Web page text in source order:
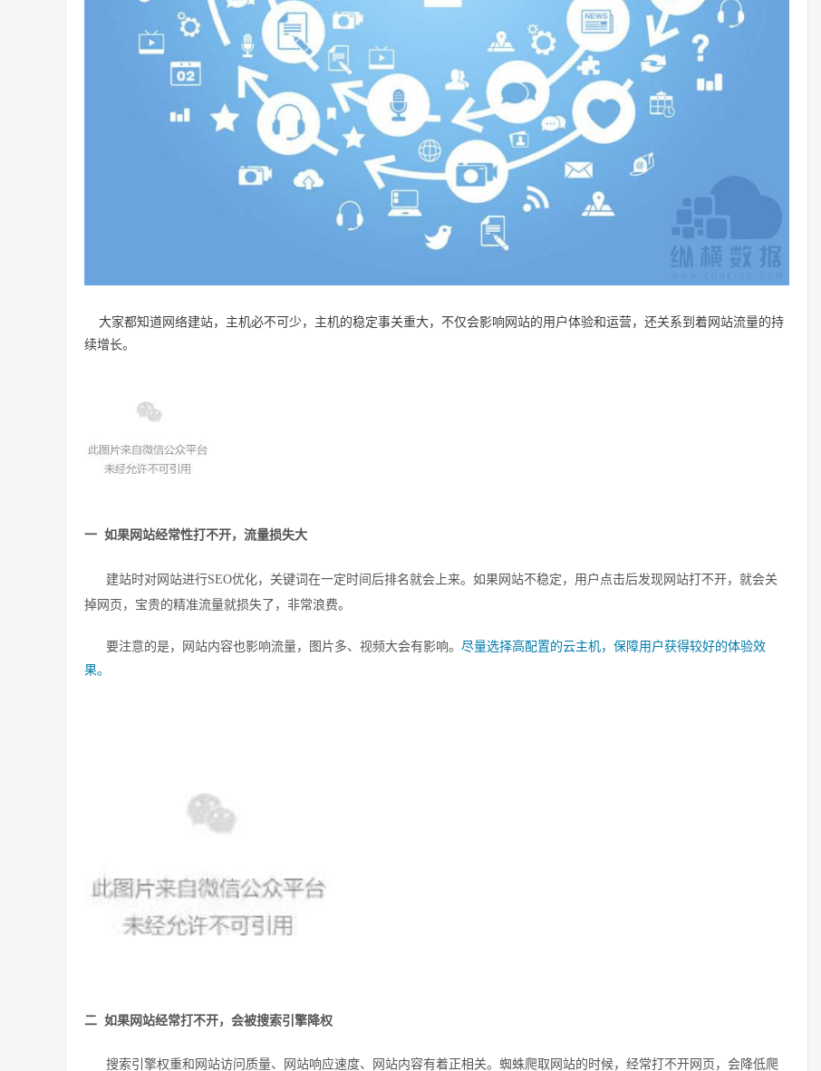
大家都知道网络建站，主机必不可少，主机的稳定事关重大，不仅会影响网站的用户体验和运营，还关系到着网站流量的持
续增长。
一 如果网站经常性打不开，流量损失大
建站时对网站进行SEO优化，关键词在一定时间后排名就会上来。如果网站不稳定，用户点击后发现网站打不开，就会关
掉网页，宝贵的精准流量就损失了，非常浪费。
要注意的是，网站内容也影响流量，图片多、视频大会有影响。 尽量选择高配置的云主机，保障用户获得较好的体验效
果。
二 如果网站经常打不开，会被搜索引擎降权
搜索引擎权重和网站访问质量、网站响应速度、网站内容有着正相关。蜘蛛爬取网站的时候，经常打不开网页，会降低爬